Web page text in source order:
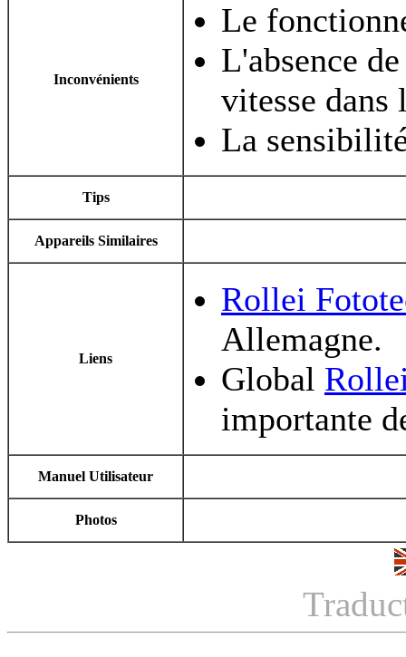
Inconvénients
Le
L'absence
vitesse dans
La
Tips
Appareils Similaires
Liens
Rollei
Allemagne.
Global
importante
Manuel Utilisateur
Photos